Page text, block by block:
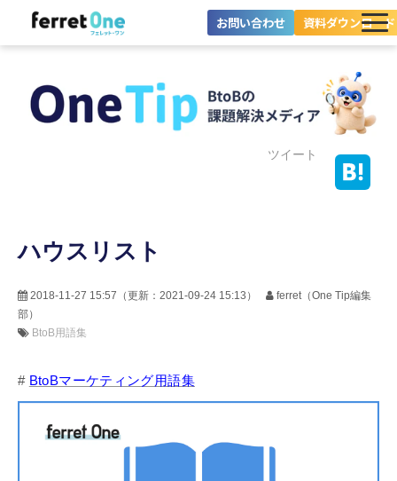
お問い合わせ 資料ダウンロード
ツール・機能一覧
ツイート
ハウスリスト
2018-11-27 15:57 （更新： 2021-09-24 15:13 ）
ferret（One Tip編集
部）
BtoB用語集
# BtoBマーケティング用語集